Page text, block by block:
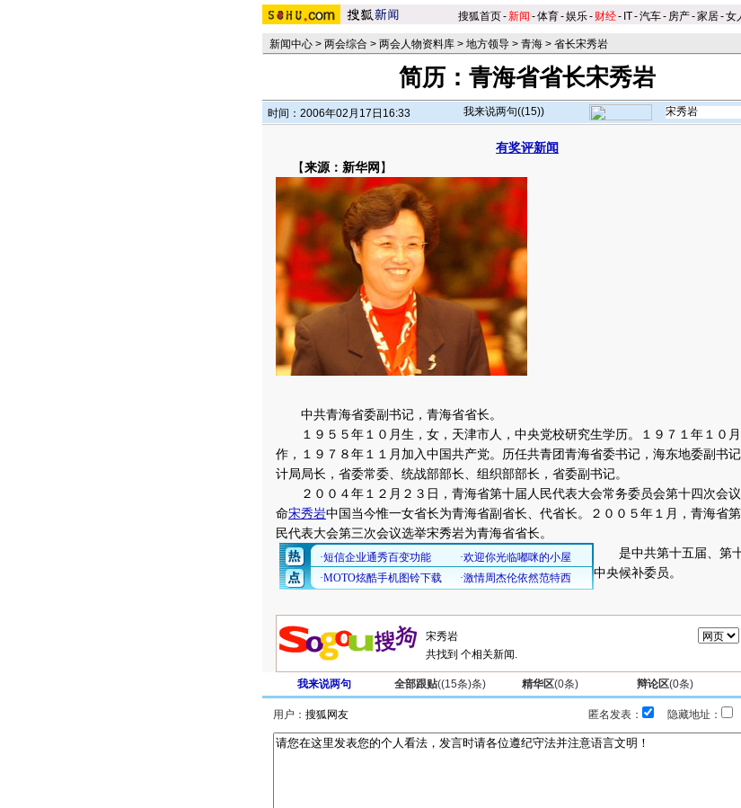
搜狐首页-新闻 -体育-娱乐- 财经- IT-汽车- 房产-家居-女
新闻中心 > 两会综合 > 两会人物资料库 > 地方领导 > 青海 > 省长宋秀岩
简历：青海省省长宋秀岩
时间：2006年02月17日16:33 我来说两句((15))
有奖评新闻
【来源：新华网 】
中共青海省委副书记，青海省省长。
１９５５年１０月生，女，天津市人，中央党校研究生学历。１９７１年１０
作，１９７８年１１月加入中国共产党。历任共青团青海省委书记，海东地委副书
计局局长，省委常委、统战部部长、组织部部长，省委副书记。
２００４年１２月２３日，青海省第十届人民代表大会常务委员会第十四次会
命宋秀岩中国当今惟一女省长为青海省副省长、代省长。２００５年１月，青海省
民代表大会第三次会议选举宋秀岩为青海省省长。
是中共第十五届、第
中央候补委员。
共找到 个相关新闻.
我来说两句 全部跟贴((15条)条) 精华区(0条) 辩论区(0条)
用户： 匿名发表： 隐藏地址：